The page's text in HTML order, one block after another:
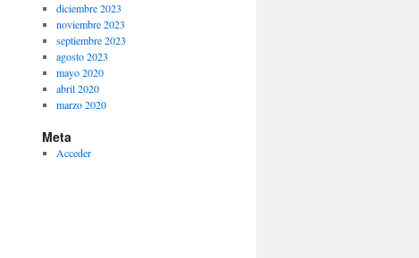
diciembre 2023
noviembre 2023
septiembre 2023
agosto 2023
mayo 2020
abril 2020
marzo 2020
Meta
Acceder